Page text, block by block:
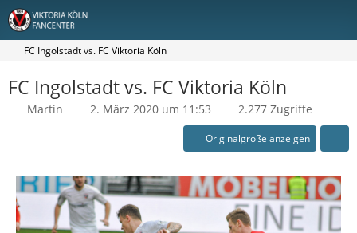
FC Ingolstadt vs. FC Viktoria Köln
FC Ingolstadt vs. FC Viktoria Köln
Martin 2. März 2020 um 11:53 2.277 Zugriffe
Originalgröße anzeigen